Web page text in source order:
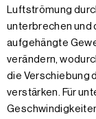
Luftströmung
unterbrechen und
aufgehängte
verändern,
die Verschiebung
verstärken. Für